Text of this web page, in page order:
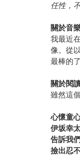
任性，
關於音
我最近
像。從
最棒的了
關於閱
雖然這
心懷童
伊坂幸
告訴我
撿出忍